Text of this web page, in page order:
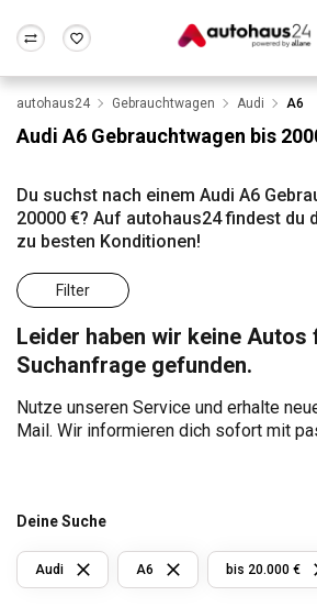
Wir bewerten dein Auto
Alle Fragen &
Rund um die
Frankfurt Wuppertal
autohaus24 Gebrauchtwagen Audi A6
Audi A6 Gebrauchtwagen bis
Du suchst nach einem Audi A6
20000 €? Auf autohaus24 findest du
zu besten Konditionen!
Filter
Leider haben wir keine Autos
Suchanfrage gefunden.
Nutze unseren Service und erhalte
Mail. Wir informieren dich sofort mit
Deine Suche
Audi A6 bis 20.000 €